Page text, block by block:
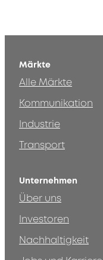
Märkte
Alle Märkte
Kommunikation
Industrie
Transport
Unternehmen
Über uns
Investoren
Nachhaltigkeit